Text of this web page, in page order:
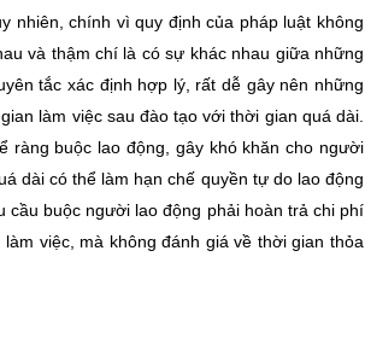
nhiên, chính vì quy định của pháp luật không
và thậm chí là có sự khác nhau giữa những
tắc xác định hợp lý, rất dễ gây nên những
làm việc sau đào tạo với thời gian quá dài.
ràng buộc lao động, gây khó khăn cho người
dài có thể làm hạn chế quyền tự do lao động
cầu buộc người lao động phải hoàn trả chi phí
việc, mà không đánh giá về thời gian thỏa